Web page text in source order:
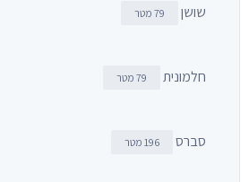
שושן 79 מטר
חלמונית 79 מטר
סברס 196 מטר